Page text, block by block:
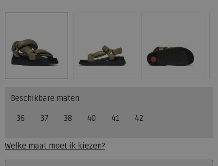
Beschikbare maten
36 37 38 40 41 42
Welke maat moet ik kiezen?